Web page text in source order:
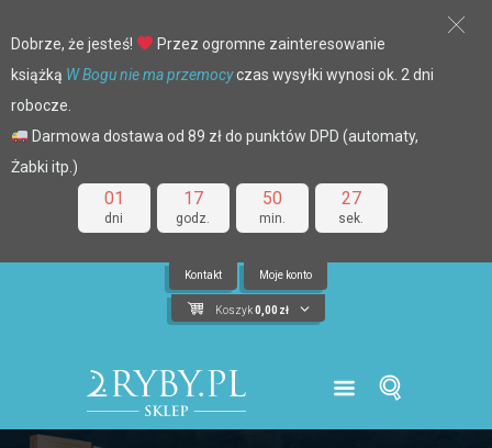
01
dni
17
godz.
50
min.
27
sek.
Dobrze, że jesteś!
Przez ogromne zainteresowanie
książką W Bogu nie ma przemocyczas wysyłki wynosi ok. 2 dni
robocze.
Darmowa dostawa od 89 zł do punktów DPD (automaty,
Żabki itp.)
Kontakt Moje konto
Koszyk 0,00 zł